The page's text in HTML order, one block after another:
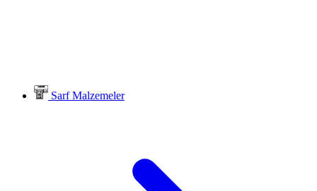
Sarf Malzemeler